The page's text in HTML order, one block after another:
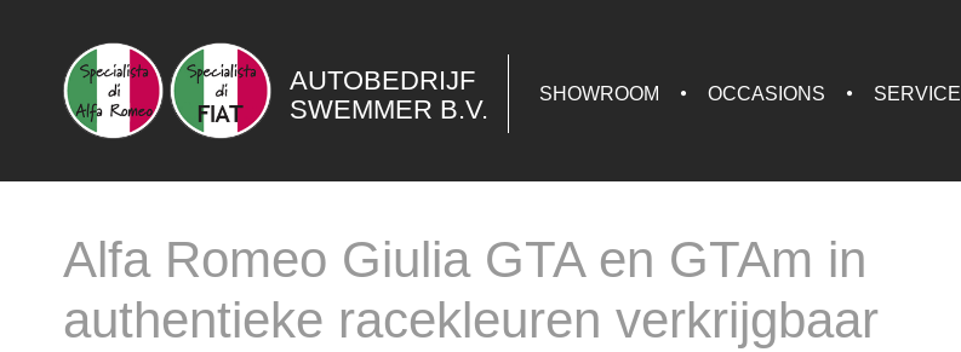
AUTOBEDRIJF
SWEMMER B.V.
SHOWROOM OCCASIONS SERVICE
Alfa Romeo Giulia GTA en GTAm in
authentieke racekleuren verkrijgbaar